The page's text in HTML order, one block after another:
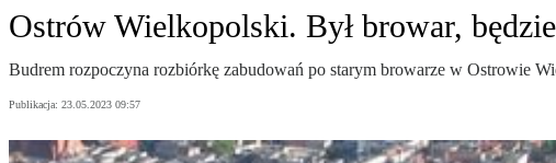
Ostrów Wielkopolski. Był browar,
Budrem rozpoczyna rozbiórkę zabudowań po starym browarze w Ostrowie
Publikacja: 23.05.2023 09:57